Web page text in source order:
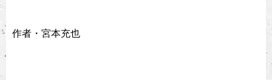
作者・宮本充也